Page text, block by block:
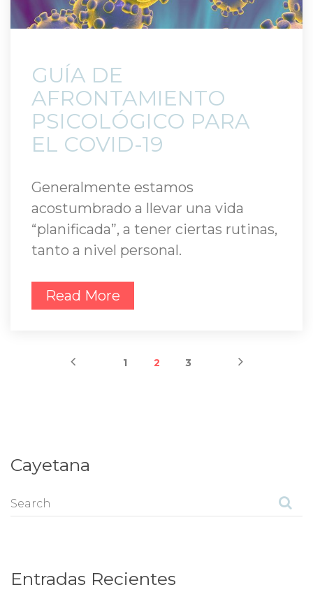
GUÍA DE
AFRONTAMIENTO
PSICOLÓGICO PARA
EL COVID-19
Generalmente estamos
acostumbrado a llevar una vida
“planificada”, a tener ciertas rutinas,
tanto a nivel personal.
Read More
1 2 3
Cayetana
Entradas Reciente